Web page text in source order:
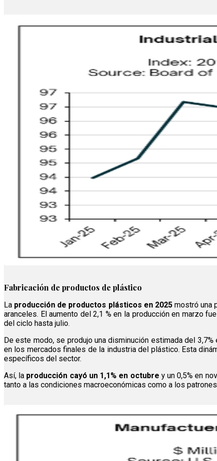
Fabricación de productos de plástico
La producción de productos plásticos en 2025mostró una
aranceles. El aumento del 2,1 % en la producción en marzo
del ciclo hasta julio.
De este modo, se produjo una disminución estimada del
en los mercados finales de la industria del plástico. Esta
específicos del sector.
Así, la producción cayó un 1,1% en octubre y un 0,5% en
tanto a las condiciones macroeconómicas como a los